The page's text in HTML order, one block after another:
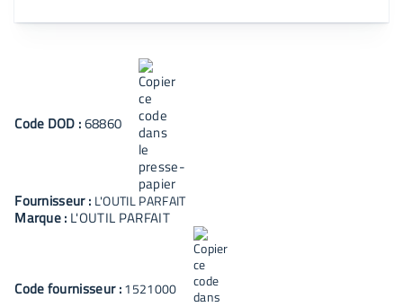
Code DOD :68860
Fournisseur : L'OUTIL PARFAIT
Marque : L'OUTIL PARFAIT
Code fournisseur :1521000